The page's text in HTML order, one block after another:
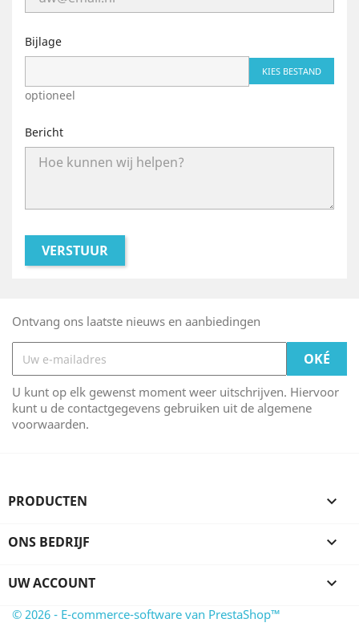
Bijlage
KIES BESTAND
optioneel
Bericht
Ontvang ons laatste nieuws en aanbiedingen
U kunt op elk gewenst moment weer uitschrijven. Hiervoor
kunt u de contactgegevens gebruiken uit de algemene
voorwaarden.
PRODUCTEN 
ONS BEDRIJF 
UW ACCOUNT 
© 2026 - E-commerce-software van PrestaShop™